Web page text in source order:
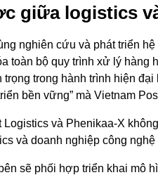
giữa logistics
nghiên cứu và phát triển
toàn bộ quy trình xử lý
trong hành trình hiện
bền vững” mà Vietnam
và Phenikaa-X
và doanh nghiệp công nghệ
sẽ phối hợp triển khai mô